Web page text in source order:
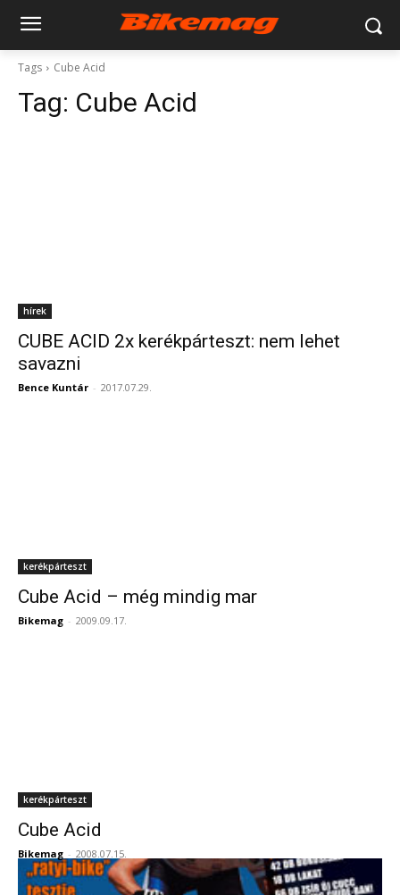
Tags Cube Acid
Tag: Cube Acid
hírek
CUBE ACID 2x kerékpárteszt: nem lehet
savazni
Bence Kuntár - 2017.07.29.
kerékpárteszt
Cube Acid – még mindig mar
Bikemag - 2009.09.17.
kerékpárteszt
Cube Acid
Bikemag - 2008.07.15.